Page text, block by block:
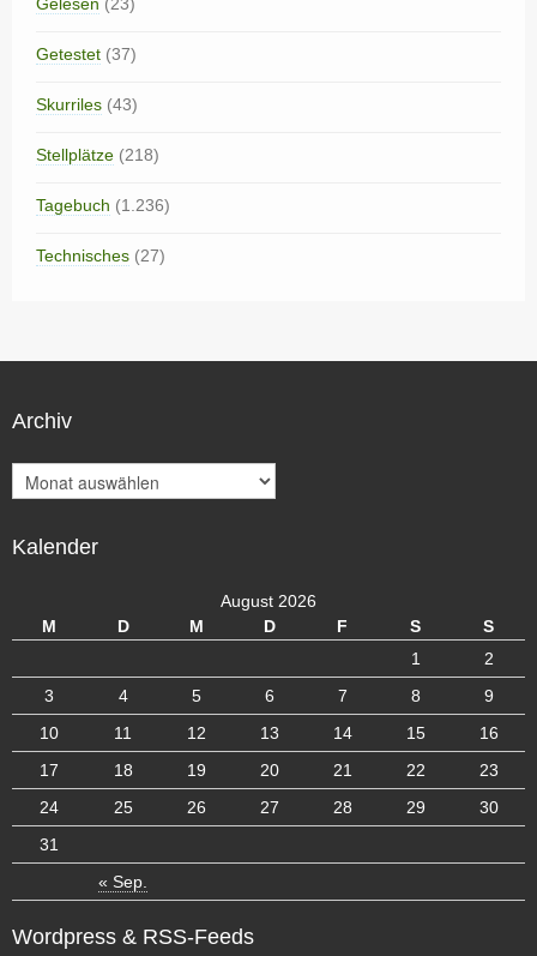
Getestet (37)
Skurriles (43)
Stellplätze (218)
Tagebuch (1.236)
Technisches (27)
Archiv
r
h
Kalender
August 2026
M
D M D F S S
« Sep.
1
2
3
4 5 6 7 8
9
10
11 12 13 14 15
16
17
18 19 20 21 22
23
24
25 26 27 28 29
30
31
Wordpress & RSS-Feeds